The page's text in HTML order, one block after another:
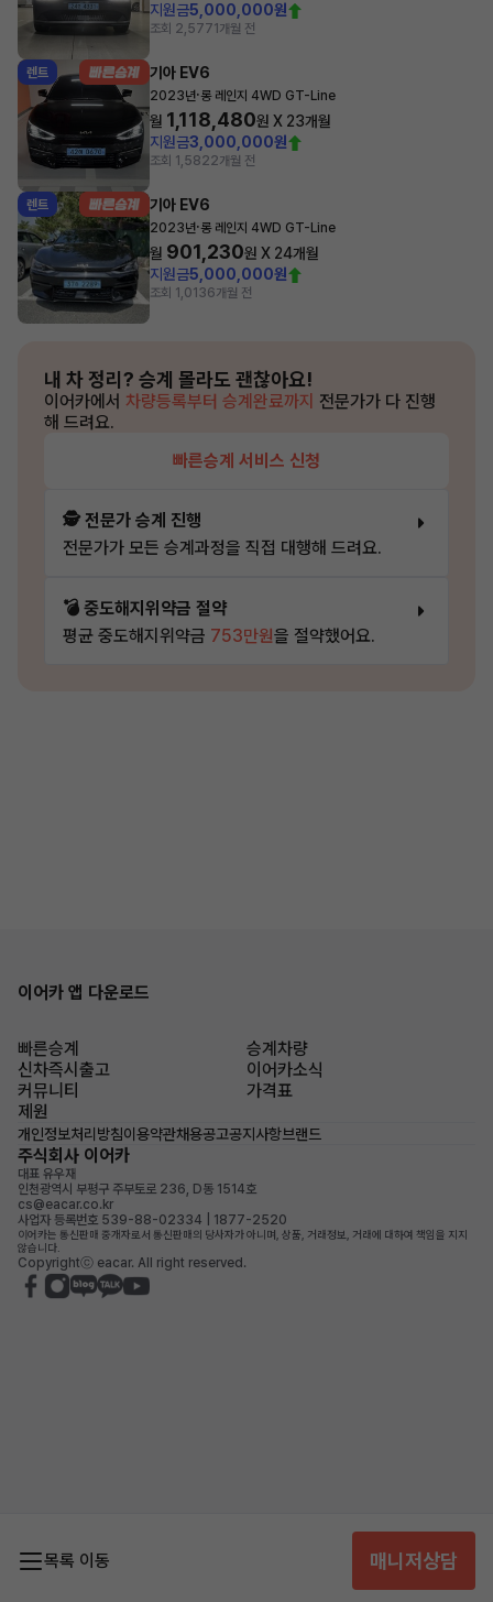
목록 이동 매니저상담
지원금5,000,000원
조회 2,5771개월 전
렌트 기아 EV6
2023년·롱 레인지 4WD GT-Line
월 1,118,480원 X 23개월
지원금3,000,000원
조회 1,5822개월 전
렌트 기아 EV6
2023년·롱 레인지 4WD GT-Line
월 901,230원 X 24개월
지원금5,000,000원
조회 1,0136개월 전
내 차 정리? 승계 몰라도 괜찮아요!
이어카에서 차량등록부터 승계완료까지 전문가가 다 진행
해 드려요.
빠른승계 서비스 신청
🕵️ 전문가 승계 진행
전문가가 모든 승계과정을 직접 대행해 드려요.
💣 중도해지위약금 절약
평균 중도해지위약금 753만원을 절약했어요.
이어카 앱 다운로드
빠른승계
승계차량
신차즉시출고
이어카소식
커뮤니티
가격표
제원
개인정보처리방침이용약관채용공고공지사항브랜드
주식회사 이어카
대표 유우재
인천광역시 부평구 주부토로 236, D동 1514호
cs@eacar.co.kr
사업자 등록번호 539-88-02334 | 1877-2520
이어카는 통신판매 중개자로서 통신판매의 당사자가 아니며, 상품, 거래정보, 거래에 대하여 책임을 지지
않습니다.
Copyrightⓒ eacar. All right reserved.